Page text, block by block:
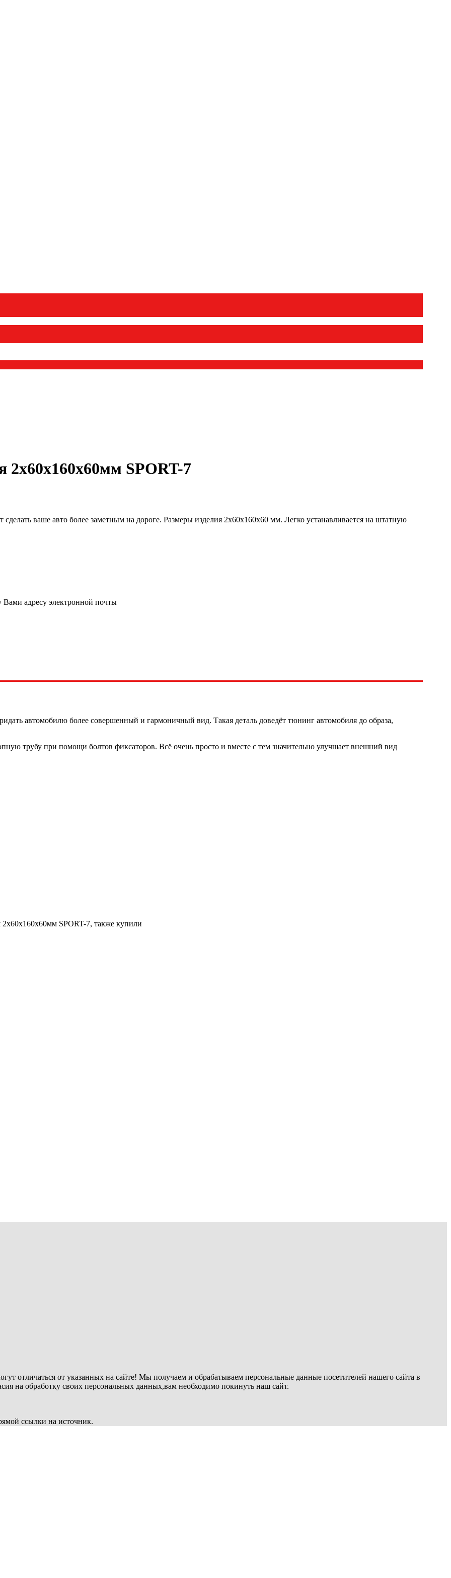
2x60х160х60мм SPORT-7
ваше авто более заметным на дороге. Размеры изделия 2x60х160х60 мм. Легко устанавливается на штатную
Вами адресу электронной почты
автомобилю более совершенный и гармоничный вид. Такая деталь доведёт тюнинг автомобиля до образа,
трубу при помощи болтов фиксаторов. Всё очень просто и вместе с тем значительно улучшает внешний вид
SPORT-7, также купили
отличаться от указанных на сайте! Мы получаем и обрабатываем персональные данные посетителей нашего сайта в
на обработку своих персональных данных,вам необходимо покинуть наш сайт.
ссылки на источник.